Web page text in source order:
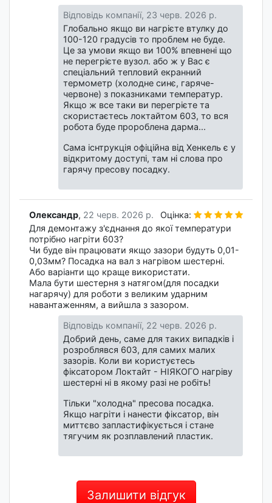
Відповідь компанії, 23 черв. 2026 р.
Глобально якщо ви нагрієте втулку до
100-120 градусів то проблем не буде.
Це за умови якщо ви 100% впевнені що
не перегрієте вузол. або ж у Вас є
спеціальний тепловий екранний
термометр (холодне синє, гаряче-
червоне) з показниками температур.
Якщо ж все таки ви перегрієте та
скористаєтесь локтайтом 603, то вся
робота буде пророблена дарма...
Сама існтрукція офіційна від Хенкель є у
відкритому доступі, там ні слова про
гарячу пресову посадку.
Оцінка:
Олександр, 22 черв. 2026 р.
Для демонтажу з'єднання до якої температури
потрібно нагріти 603?
Чи буде він працювати якщо зазори будуть 0,01-
0,03мм? Посадка на вал з нагрівом шестерні.
Або варіанти що краще використати.
Мала бути шестерня з натягом(для посадки
нагарячу) для роботи з великим ударним
навантаженням, а вийшла з зазором.
Відповідь компанії, 22 черв. 2026 р.
Добрий день, саме для таких випадків і
розроблявся 603, для самих малих
зазорів. Коли ви користуєтесь
фіксатором Локтайт - НІЯКОГО нагріву
шестерні ні в якому разі не робіть!
Тільки "холодна" пресова посадка.
Якщо нагріти і нанести фіксатор, він
миттєво запластифікується і стане
тягучим як розплавлений пластик.
Залишити відгук